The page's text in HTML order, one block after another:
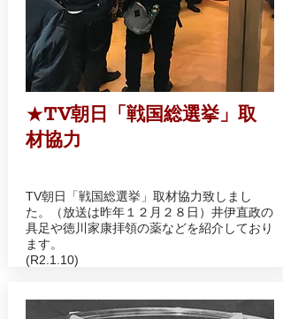
★TV朝日「戦国総選挙」取
材協力
TV朝日「戦国総選挙」取材協力致しまし
た。（放送は昨年１２月２８日）井伊直政の
具足や徳川家康拝領の薬などを紹介しており
ます。
​(R2.1.10)